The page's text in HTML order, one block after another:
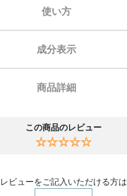
使い方
成分表示
商品詳細
この商品のレビュー
☆☆☆☆☆
レビューをご記入いただける方は